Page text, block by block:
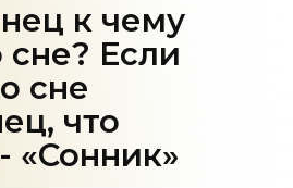
к чему
сне? Если
сне
что
«Сонник»